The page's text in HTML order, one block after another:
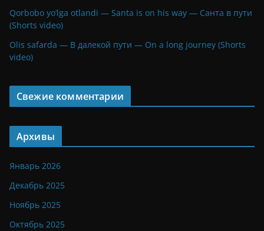
Qorbobo yo’lga otlandi — Santa is on his way — Санта в пути
(Shorts video)
Olis safarda — В далекой пути — On a long journey (Shorts
video)
Свежие комментарии
Архивы
Январь 2026
Декабрь 2025
Ноябрь 2025
Октябрь 2025